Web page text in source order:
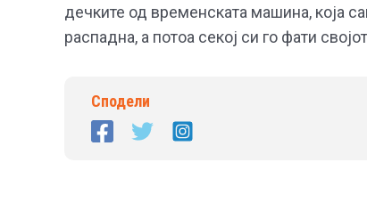
дечките од временската машина, која
распадна, а потоа секој си го фати
Сподели